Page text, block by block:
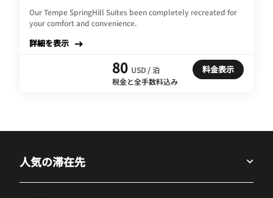
Our Tempe SpringHill Suites been completely recreated for
your comfort and convenience.
詳細を表示
80 USD / 泊
税金と全手数料込み
料金表示
人気の滞在先